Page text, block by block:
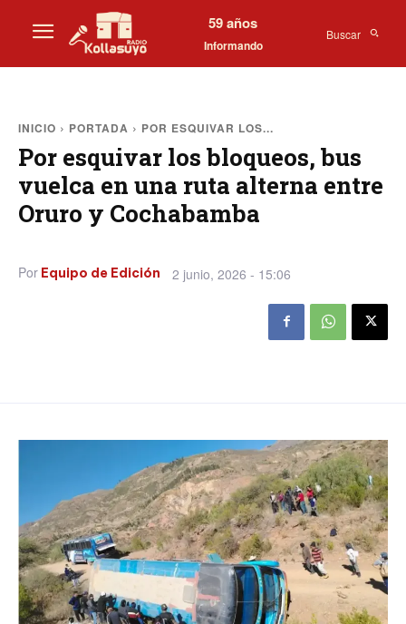
59 años
Informando
Buscar
INICIO PORTADA POR ESQUIVAR LOS...
Por esquivar los bloqueos, bus
vuelca en una ruta alterna entre
Oruro y Cochabamba
Por Equipo de Edición 2 junio, 2026 - 15:06